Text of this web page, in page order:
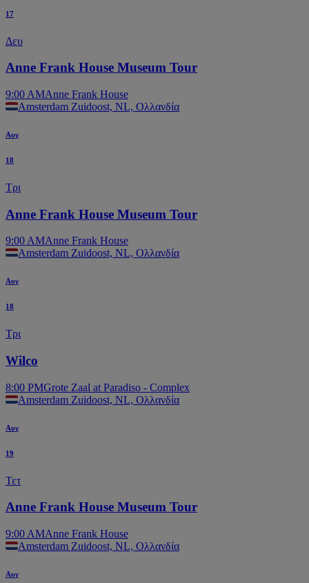
17
Δευ
Anne Frank House Museum Tour
9:00 AMAnne Frank House
Amsterdam Zuidoost, NL, Ολλανδία
Αυγ
18
Τρι
Anne Frank House Museum Tour
9:00 AMAnne Frank House
Amsterdam Zuidoost, NL, Ολλανδία
Αυγ
18
Τρι
Wilco
8:00 PMGrote Zaal at Paradiso - Complex
Amsterdam Zuidoost, NL, Ολλανδία
Αυγ
19
Τετ
Anne Frank House Museum Tour
9:00 AMAnne Frank House
Amsterdam Zuidoost, NL, Ολλανδία
Αυγ